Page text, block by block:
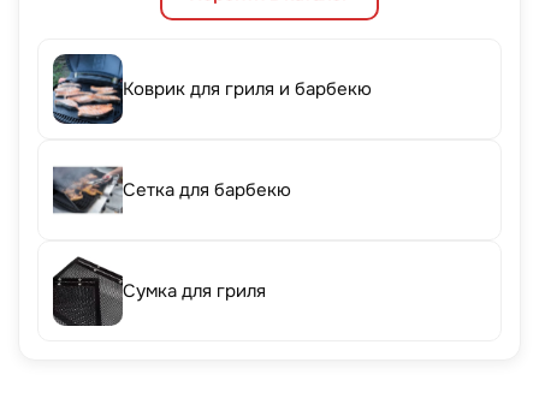
Коврик для гриля и барбекю
Сетка для барбекю
Сумка для гриля